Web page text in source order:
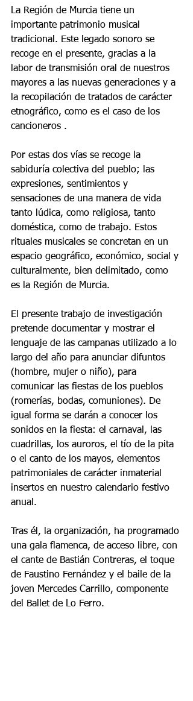
La Región de Murcia tiene un
importante patrimonio musical
tradicional. Este legado sonoro se
recoge en el presente, gracias a la
labor de transmisión oral de nuestros
mayores a las nuevas generaciones y a
la recopilación de tratados de carácter
etnográfico, como es el caso de los
cancioneros .
Por estas dos vías se recoge la
sabiduría colectiva del pueblo; las
expresiones, sentimientos y
sensaciones de una manera de vida
tanto lúdica, como religiosa, tanto
doméstica, como de trabajo. Estos
rituales musicales se concretan en un
espacio geográfico, económico, social y
culturalmente, bien delimitado, como
es la Región de Murcia.
El presente trabajo de investigación
pretende documentar y mostrar el
lenguaje de las campanas utilizado a lo
largo del año para anunciar difuntos
(hombre, mujer o niño), para
comunicar las fiestas de los pueblos
(romerías, bodas, comuniones). De
igual forma se darán a conocer los
sonidos en la fiesta: el carnaval, las
cuadrillas, los auroros, el tío de la pita
o el canto de los mayos, elementos
patrimoniales de carácter inmaterial
insertos en nuestro calendario festivo
anual.
Tras él, la organización, ha programado
una gala flamenca, de acceso libre, con
el cante de Bastián Contreras, el toque
de Faustino Fernández y el baile de la
joven Mercedes Carrillo, componente
del Ballet de Lo Ferro.